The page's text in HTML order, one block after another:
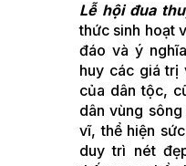
Lễ hội đua
thức sinh hoạt
đáo và ý
huy các giá trị
của dân tộc,
dân vùng
vĩ, thể hiện
duy trì nét